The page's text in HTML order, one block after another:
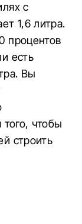
с
1,6 литра.
процентов
есть
Вы
чтобы
строить